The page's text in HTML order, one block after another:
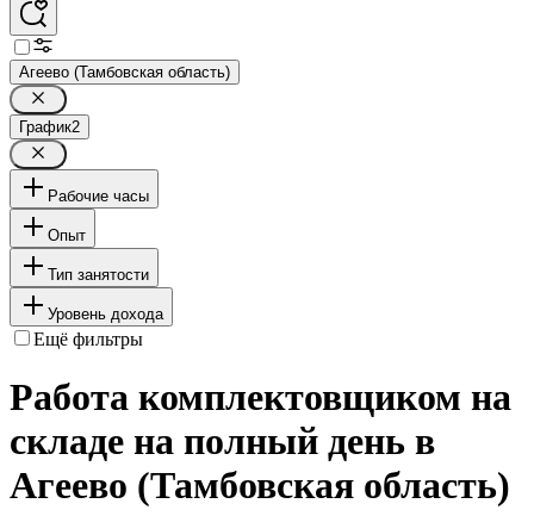
Агеево (Тамбовская область)
График2
Рабочие часы
Опыт
Тип занятости
Уровень дохода
Ещё фильтры
Работа комплектовщиком на
складе на полный день в
Агеево (Тамбовская область)